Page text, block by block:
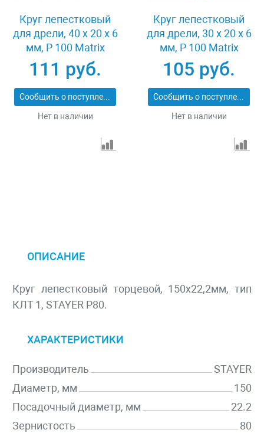
Круг лепестковый
для дрели, 40 х 20 х 6
мм, P 100 Matrix
74168
111 руб.
Сообщить о поступлении
Нет в наличии
Круг лепестковый
для дрели, 30 х 20 х 6
мм, P 100 Matrix
74161
105 руб.
Сообщить о поступлении
Нет в наличии
ОПИСАНИЕ
Круг лепестковый торцевой, 150х22,2мм, тип
КЛТ 1, STAYER P80.
ХАРАКТЕРИСТИКИ
Производитель
STAYER
Диаметр, мм
150
Посадочный диаметр, мм
22.2
Зернистость
80